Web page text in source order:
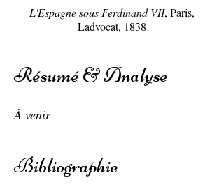
L'Espagne sous Ferdinand VII, Paris,
Ladvocat, 1838
Résumé & Analyse
À venir
Bibliographie